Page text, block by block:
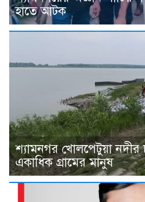
হাতে আটক
শ্যামনগর খোলপেটুয়া নদীর
একাধিক গ্রামের মানুষ